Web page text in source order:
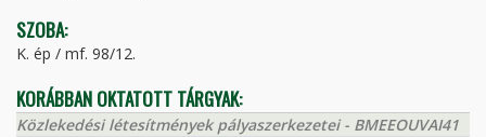
SZOBA:
K. ép / mf. 98/12.
KORÁBBAN OKTATOTT TÁRGYAK:
Közlekedési létesítmények pályaszerkezetei - BMEEOUVAI41